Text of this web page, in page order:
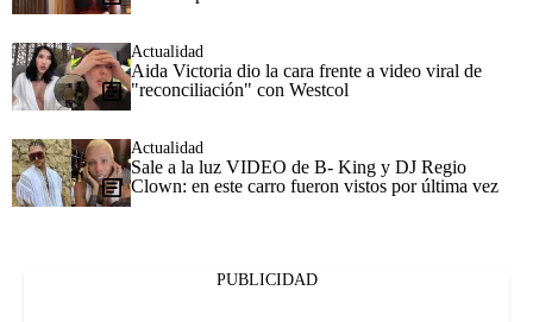
Actualidad
Aida Victoria dio la cara frente a video viral de
"reconciliación" con Westcol
Actualidad
Sale a la luz VIDEO de B- King y DJ Regio
Clown: en este carro fueron vistos por última vez
PUBLICIDAD